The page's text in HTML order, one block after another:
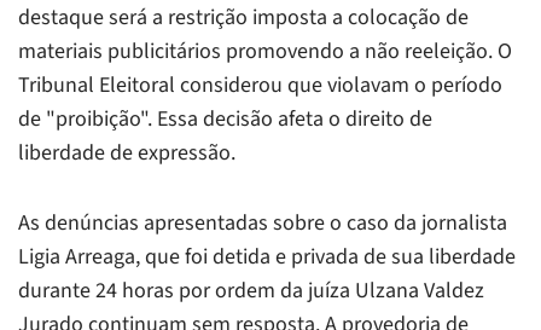
destaque será a restrição imposta a colocação de
materiais publicitários promovendo a não reeleição. O
Tribunal Eleitoral considerou que violavam o período
de "proibição". Essa decisão afeta o direito de
liberdade de expressão.
As denúncias apresentadas sobre o caso da jornalista
Ligia Arreaga, que foi detida e privada de sua liberdade
durante 24 horas por ordem da juíza Ulzana Valdez